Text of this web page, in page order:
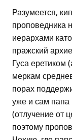
Разумеется,
проповедника
иерархами
пражский
Гуса еретиком
меркам
порах
уже и сам папа
(отлучение от
поэтому